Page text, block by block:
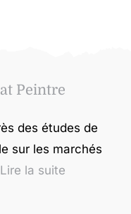
Peintre
des études de
sur les marchés
Lire la suite